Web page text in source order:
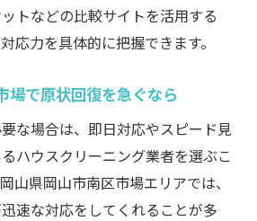
トなどの比較サイトを活用する
応力を具体的に把握できます。
場で原状回復を急ぐなら
な場合は、即日対応やスピード見
ハウスクリーニング業者を選ぶこ
山県岡山市南区市場エリアでは、
速な対応をしてくれることが多